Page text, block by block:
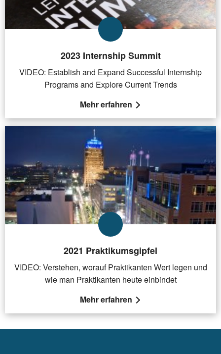
2023 Internship Summit
VIDEO: Establish and Expand Successful Internship
Programs and Explore Current Trends
Mehr erfahren
2021 Praktikumsgipfel
VIDEO: Verstehen, worauf Praktikanten Wert legen und
wie man Praktikanten heute einbindet
Mehr erfahren